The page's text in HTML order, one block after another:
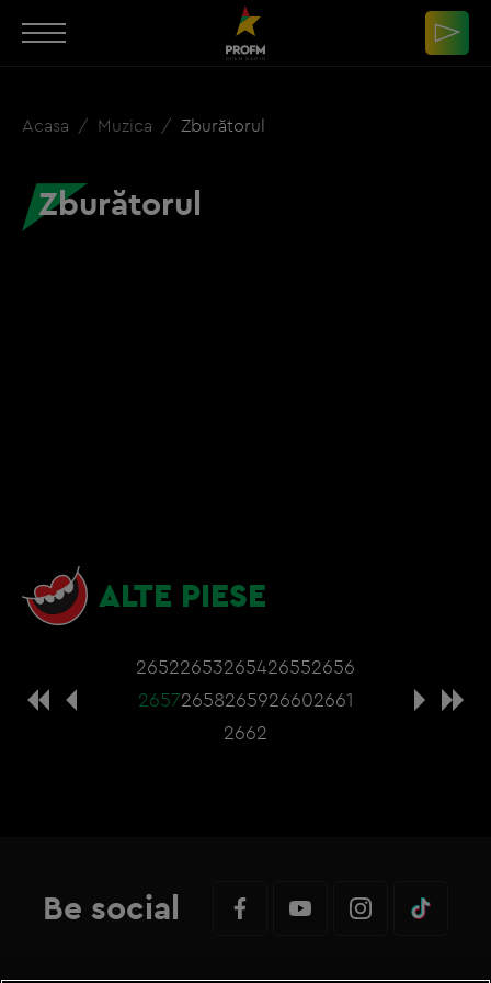
Acasa Muzica Zburătorul
Zburătorul
ALTE PIESE
26522653265426552656
26572658265926602661
2662
Be social